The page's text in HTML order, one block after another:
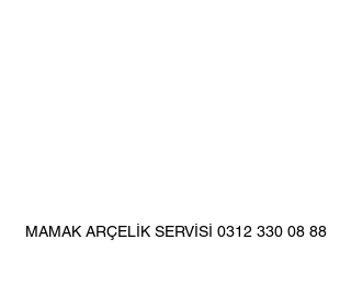
MAMAK ARÇELİK SERVİSİ 0312 330 08 88